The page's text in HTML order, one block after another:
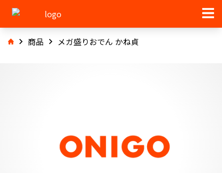
商品 メガ盛りおでん かね貞